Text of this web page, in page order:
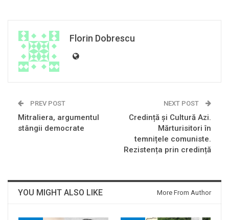
Florin Dobrescu
PREV POST
Mitraliera, argumentul
stângii democrate
NEXT POST
Credință și Cultură Azi.
Mărturisitori în
temnițele comuniste.
Rezistența prin credință
YOU MIGHT ALSO LIKE More From Author